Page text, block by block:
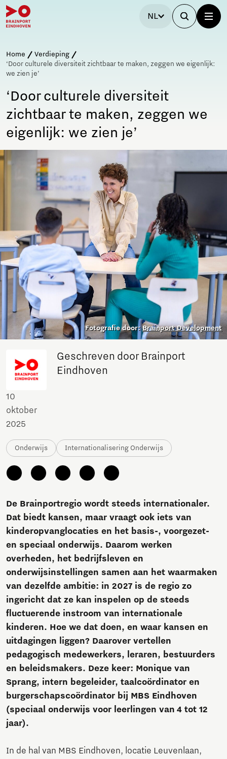
NL
Home
Verdieping
‘Door culturele diversiteit zichtbaar te maken, zeggen we eigenlijk:
we zien je’
‘Door culturele diversiteit
zichtbaar te maken, zeggen we
eigenlijk: we zien je’
Fotografie door:Brainport Development
Geschreven door Brainport
Eindhoven
10
oktober
2025
Onderwijs Internationalisering Onderwijs
De Brainportregio wordt steeds internationaler.
Dat biedt kansen, maar vraagt ook iets van
kinderopvanglocaties en het basis-, voorgezet-
en speciaal onderwijs. Daarom werken
overheden, het bedrijfsleven en
onderwijsinstellingen samen aan het waarmaken
van dezelfde ambitie: in 2027 is de regio zo
ingericht dat ze kan inspelen op de steeds
fluctuerende instroom van internationale
kinderen. Hoe we dat doen, en waar kansen en
uitdagingen liggen? Daarover vertellen
pedagogisch medewerkers, leraren, bestuurders
en beleidsmakers. Deze keer: Monique van
Sprang, intern begeleider, taalcoördinator en
burgerschapscoördinator bij MBS Eindhoven
(speciaal onderwijs voor leerlingen van 4 tot 12
jaar).
In de hal van MBS Eindhoven, locatie Leuvenlaan,